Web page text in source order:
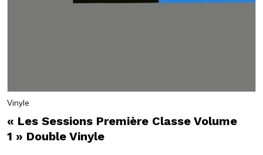
Vinyle
« Les Sessions Première Classe Volume
1 » Double Vinyle